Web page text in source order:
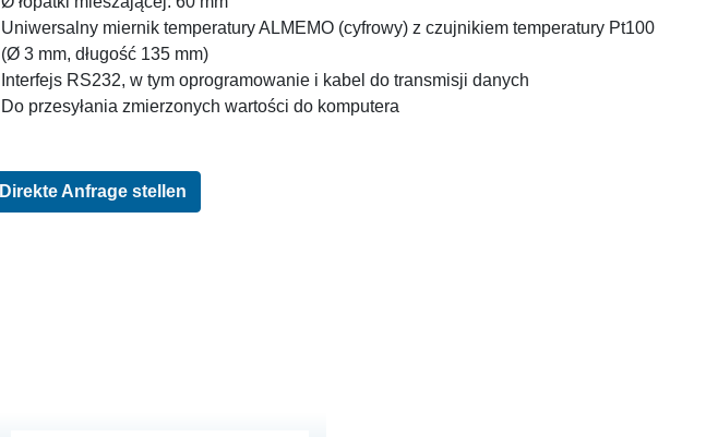
Uniwersalny miernik temperatury ALMEMO (cyfrowy) z czujnikiem temperatury Pt100
(Ø 3 mm, długość 135 mm)
Interfejs RS232, w tym oprogramowanie i kabel do transmisji danych
Do przesyłania zmierzonych wartości do komputera
Direkte Anfrage stellen